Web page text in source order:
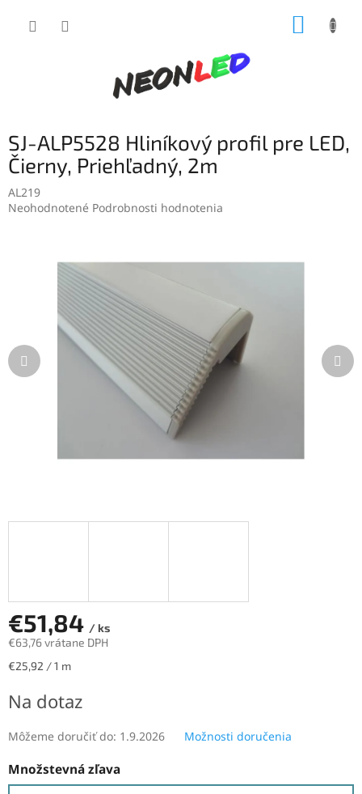
SJ-ALP5528 Hliníkový profil pre LED,
Čierny, Priehľadný, 2m
AL219
Priemerné
hviezdičiek.
Neohodnotené Podrobnosti hodnotenia
€51,84 / ks
€63,76 vrátane DPH
Jednotková
€25,92 / 1 m
Na dotaz
Môžeme doručiť do: 1.9.2026 Možnosti doručenia
Množstevná zľava